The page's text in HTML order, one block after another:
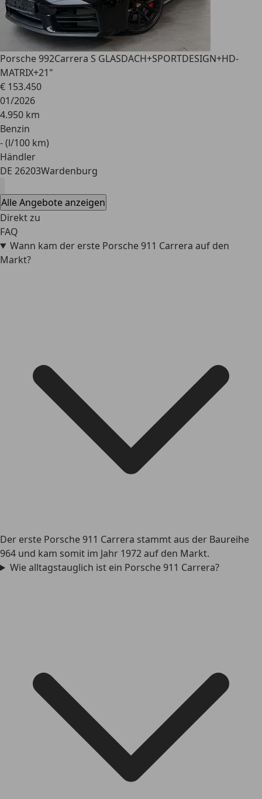
Porsche 992Carrera S GLASDACH+SPORTDESIGN+HD-
MATRIX+21"
€ 153.450
01/2026
4.950 km
Benzin
- (l/100 km)
Händler
DE 26203Wardenburg
Alle Angebote anzeigen
Direkt zu
FAQ
Wann kam der erste Porsche 911 Carrera auf den
Markt?
Der erste Porsche 911 Carrera stammt aus der Baureihe
964 und kam somit im Jahr 1972 auf den Markt.
Wie alltagstauglich ist ein Porsche 911 Carrera?